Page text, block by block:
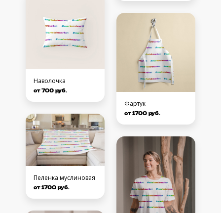
Наволочка
от 700 руб.
Пеленка муслиновая
от 1700 руб.
Фартук
от 1700 руб.